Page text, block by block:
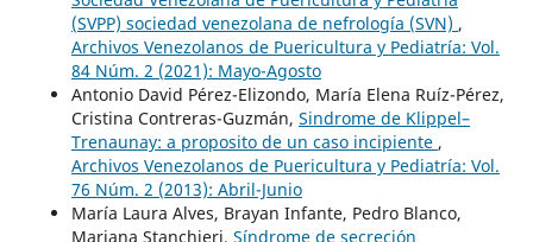
(SVPP) sociedad venezolana de nefrología (SVN) ,
Archivos Venezolanos de Puericultura y Pediatría: Vol.
84 Núm. 2 (2021): Mayo-Agosto
Antonio David Pérez-Elizondo, María Elena Ruíz-Pérez,
Cristina Contreras-Guzmán, Sindrome de Klippel–
Trenaunay: a proposito de un caso incipiente ,
Archivos Venezolanos de Puericultura y Pediatría: Vol.
76 Núm. 2 (2013): Abril-Junio
María Laura Alves, Brayan Infante, Pedro Blanco,
Mariana Stanchieri, Síndrome de secreción